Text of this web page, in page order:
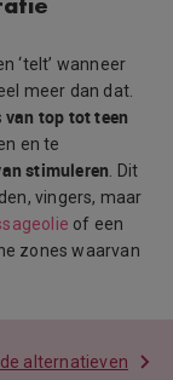
‘telt’ wanneer
meer dan dat.
van top tot teen
en te
stimuleren . Dit
vingers, maar
of een
zones waarvan
alternatieven